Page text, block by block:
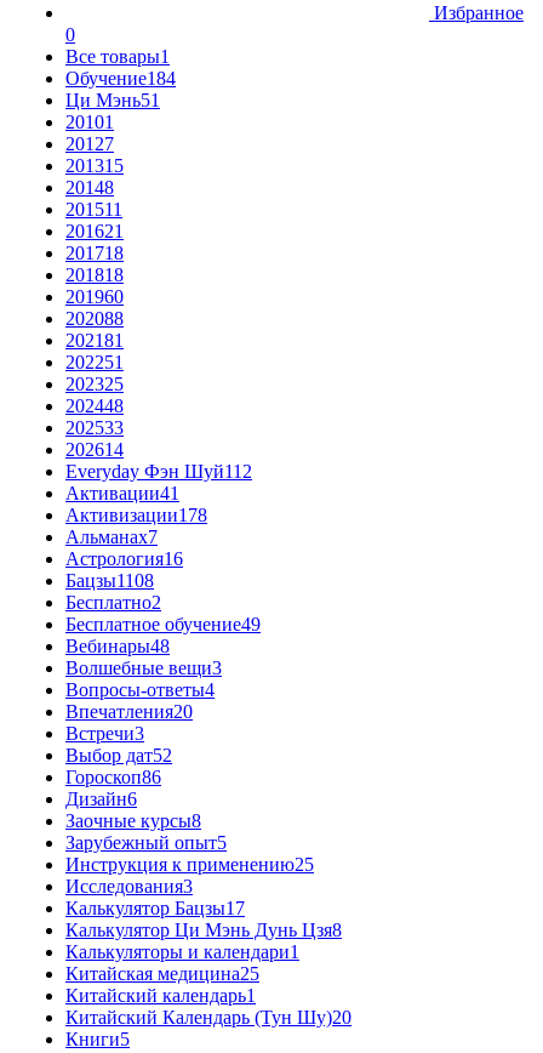
Избранное
0
Все товары1
Обучение184
Ци Мэнь51
20101
20127
201315
20148
201511
201621
201718
201818
201960
202088
202181
202251
202325
202448
202533
202614
Everyday Фэн Шуй112
Активации41
Активизации178
Альманах7
Астрология16
Бацзы1108
Бесплатно2
Бесплатное обучение49
Вебинары48
Волшебные вещи3
Вопросы-ответы4
Впечатления20
Встречи3
Выбор дат52
Гороскоп86
Дизайн6
Заочные курсы8
Зарубежный опыт5
Инструкция к применению25
Исследования3
Калькулятор Бацзы17
Калькулятор Ци Мэнь Дунь Цзя8
Калькуляторы и календари1
Китайская медицина25
Китайский календарь1
Китайский Календарь (Тун Шу)20
Книги5